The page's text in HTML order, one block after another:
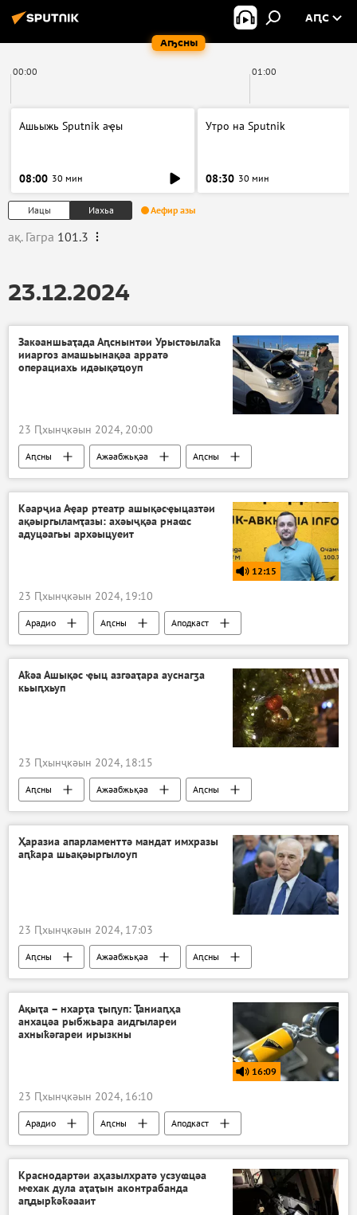
Аҧсны
АԤС
00:00 01:00
Ашьыжь Sputnik аҿы
08:00 30 мин
Утро на Sputnik
08:30 30 мин
Иацы Иахьа Аефир азы
ақ. Гагра 101.3
23.12.2024
Закәаншьаҭада Аԥснынтәи Урыстәылаҟа
ииаргоз амашьынақәа арратә
операциахь идәықәҵоуп
23 Ԥхынҷкәын 2024, 20:00
Аԥсны Ажәабжьқәа Аԥсны
Кәарҷиа Аҿар ртеатр ашықәсҿыцазтәи
ақәыргыламҭазы: ахәыҷқәа рнаҩс
адуцәагьы архәыцуеит
12:15
23 Ԥхынҷкәын 2024, 19:10
Арадио Аԥсны Аподкаст
Аҟәа Ашықәс ҿыц азгәаҭара ауснагӡа
кьыԥхьуп
23 Ԥхынҷкәын 2024, 18:15
Аԥсны Ажәабжьқәа
Аԥсны
Аҟәа
Ҳаразиа апарламенттә мандат имхразы
аԥҟара шьақәыргылоуп
23 Ԥхынҷкәын 2024, 17:03
Аԥсны Ажәабжьқәа Аԥсны
Ақыҭа – нхарҭа ҭыԥуп: Ҭаниаԥҳа
анхацәа рыбжьара аидгылареи
ахныҟәгареи ирызкны
16:09
23 Ԥхынҷкәын 2024, 16:10
Арадио Аԥсны Аподкаст
Краснодартәи аҳазылхратә усзуҩцәа
мҽхак дула аҭаҭын аконтрабанда
аԥдырҟәҟәааит